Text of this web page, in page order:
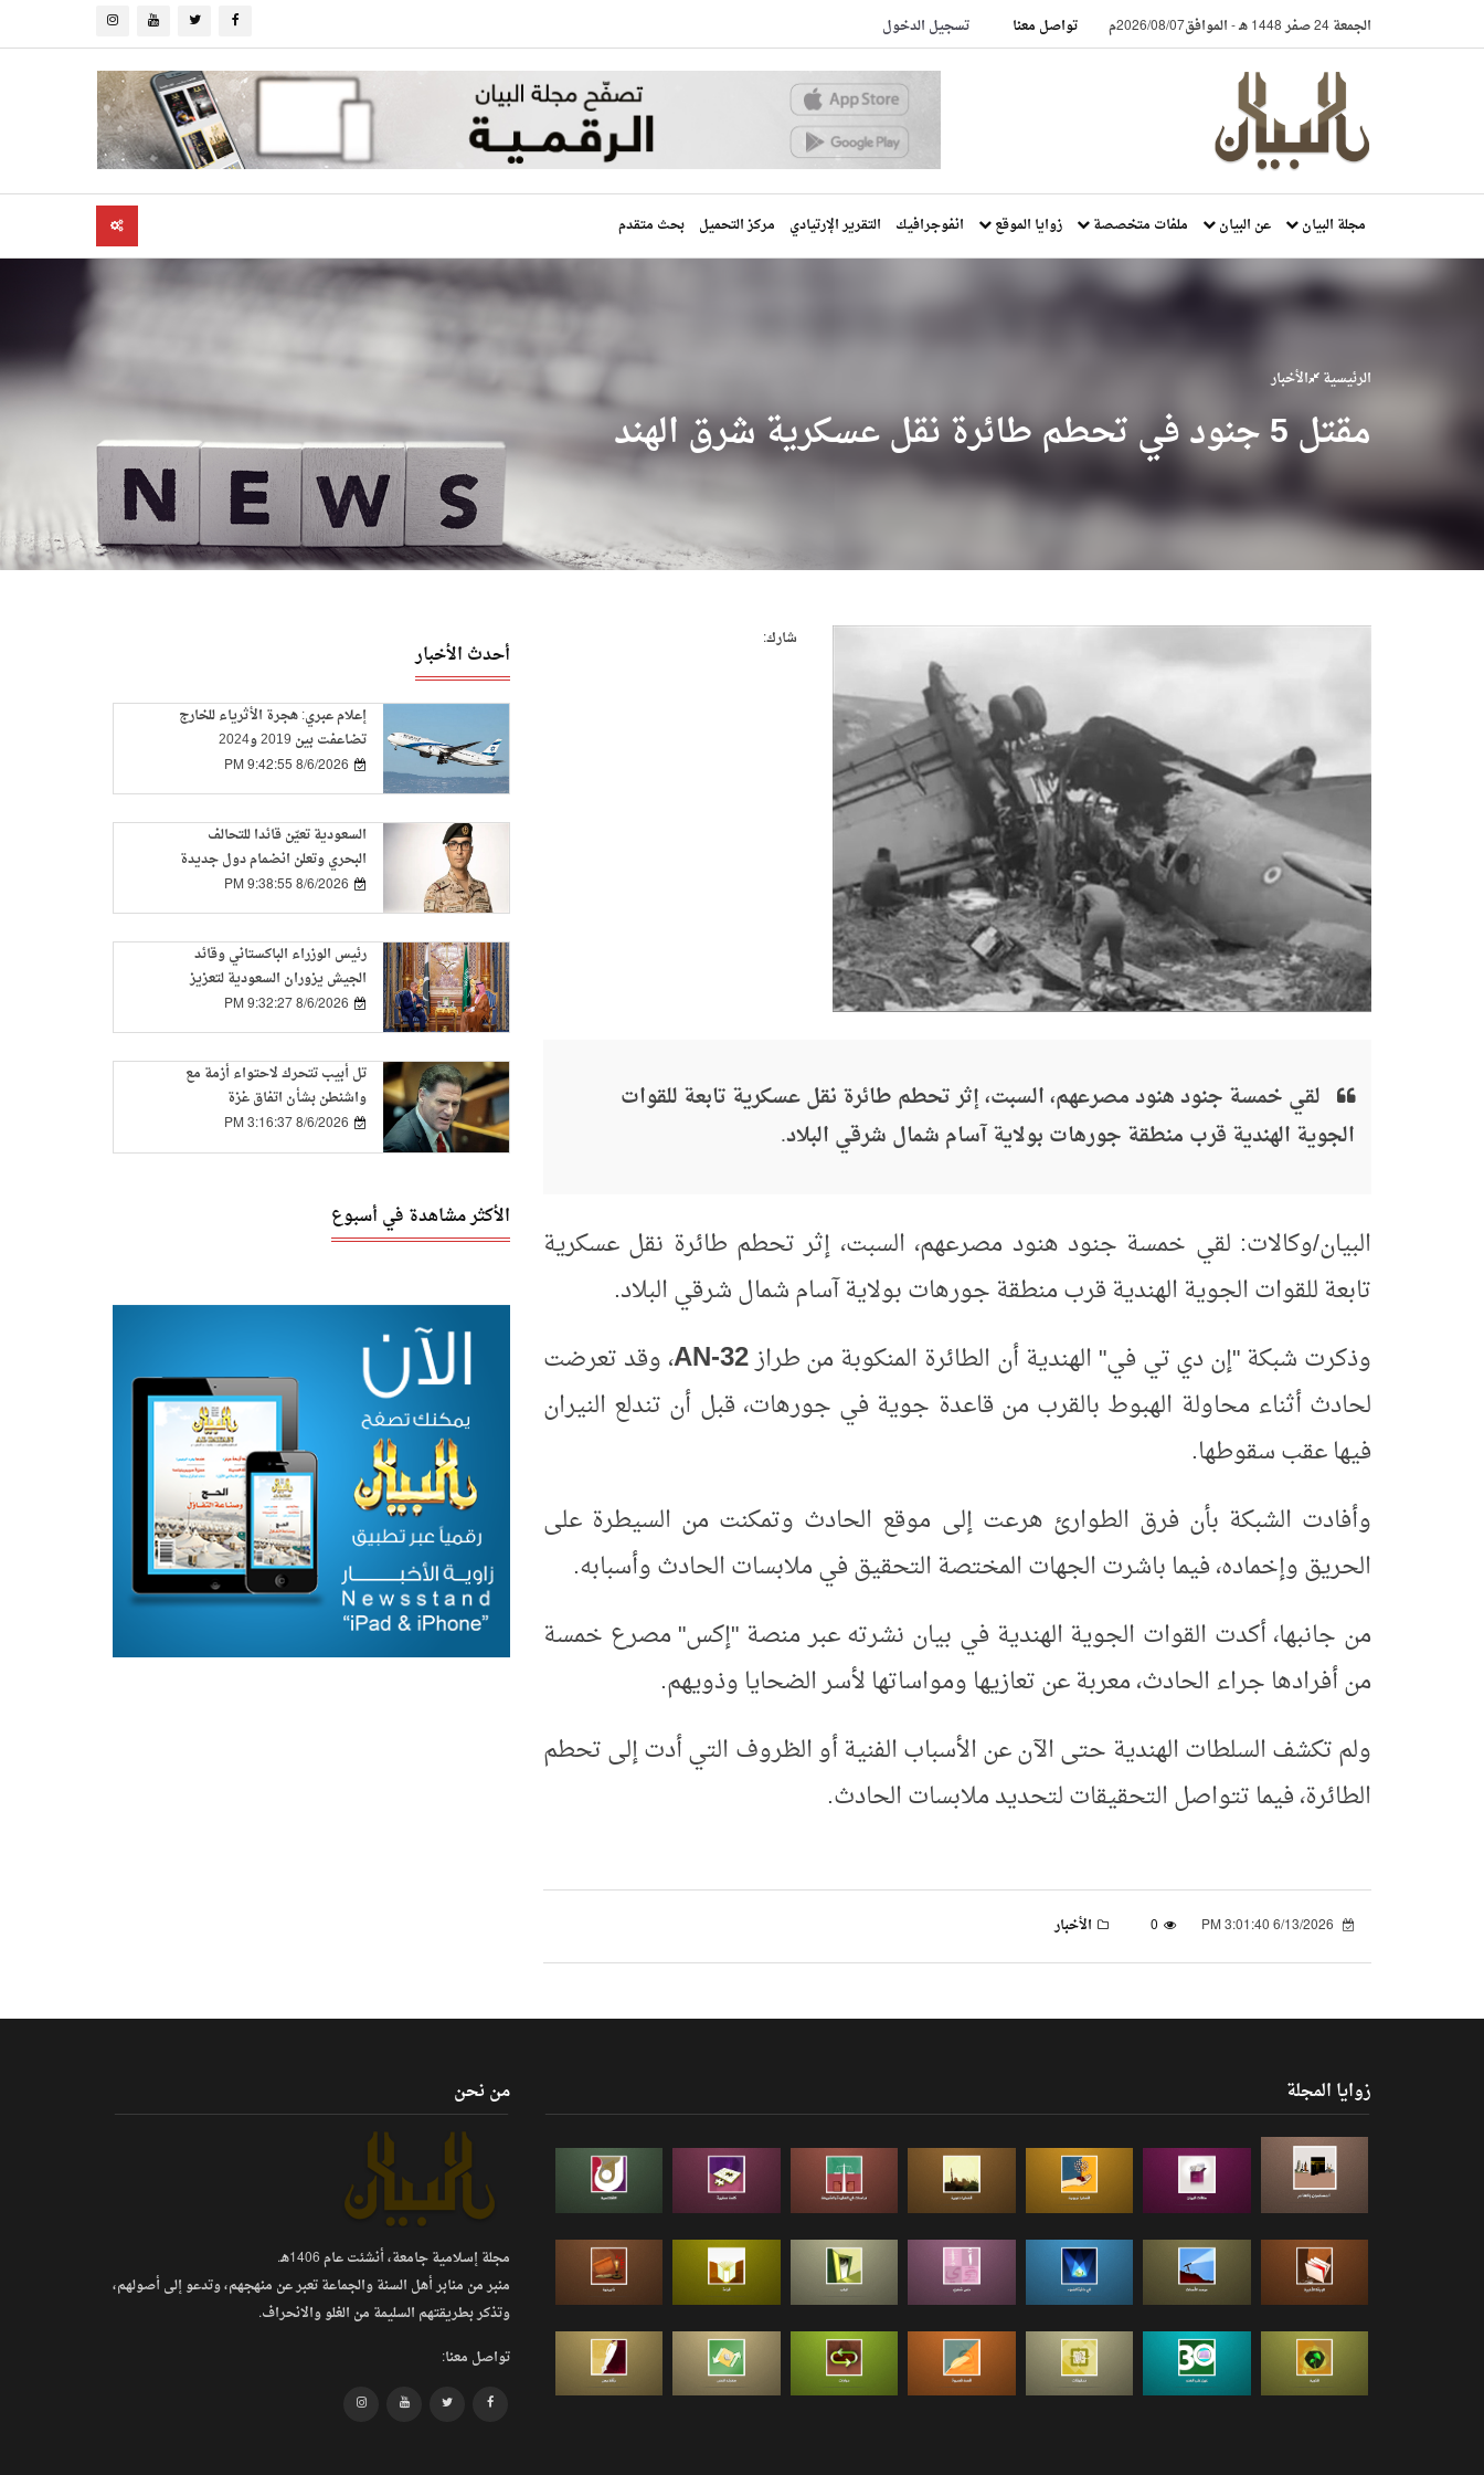
الجمعة 24 صفر 1448 هـ -الموافق2026/08/07م تواصل معنا تسجيل الدخول
مجلة البيان عن البيان ملفات متخصصة زوايا الموقع انفوجرافيك التقرير الإرتيادي مركز التحميل بحث متقدم
الرئيسية الأخبار
مقتل 5 جنود في تحطم طائرة نقل عسكرية شرق الهند
شارك:
لقي خمسة جنود هنود مصرعهم، السبت، إثر تحطم طائرة نقل عسكرية تابعة للقوات
الجوية الهندية قرب منطقة جورهات بولاية آسام شمال شرقي البلاد.
البيان/وكالات: لقي خمسة جنود هنود مصرعهم، السبت، إثر تحطم طائرة نقل عسكرية
تابعة للقوات الجوية الهندية قرب منطقة جورهات بولاية آسام شمال شرقي البلاد.
وذكرت شبكة "إن دي تي في" الهندية أن الطائرة المنكوبة من طرازAN-32، وقد تعرضت
لحادث أثناء محاولة الهبوط بالقرب من قاعدة جوية في جورهات، قبل أن تندلع النيران
فيها عقب سقوطها.
وأفادت الشبكة بأن فرق الطوارئ هرعت إلى موقع الحادث وتمكنت من السيطرة على
الحريق وإخماده، فيما باشرت الجهات المختصة التحقيق في ملابسات الحادث وأسبابه.
من جانبها، أكدت القوات الجوية الهندية في بيان نشرته عبر منصة "إكس" مصرع خمسة
من أفرادها جراء الحادث، معربة عن تعازيها ومواساتها لأسر الضحايا وذويهم.
ولم تكشف السلطات الهندية حتى الآن عن الأسباب الفنية أو الظروف التي أدت إلى تحطم
الطائرة، فيما تتواصل التحقيقات لتحديد ملابسات الحادث.
0 الأخبار
أحدث الأخبار
إعلام عبري: هجرة الأثرياء للخارج
تضاعفت بين 2019 و2024
8/6/2026 9:42:55 PM
السعودية تعيّن قائدا للتحالف
البحري وتعلن انضمام دول جديدة
8/6/2026 9:38:55 PM
رئيس الوزراء الباكستاني وقائد
الجيش يزوران السعودية لتعزيز
التعاون بين الدولتين
8/6/2026 9:32:27 PM
تل أبيب تتحرك لاحتواء أزمة مع
واشنطن بشأن اتفاق غزة
8/6/2026 3:16:37 PM
الأكثر مشاهدة في أسبوع
زوايا المجلة من نحن
مجلة إسلامية جامعة، أنشئت عام 1406هـ.
منبر من منابر أهل السنة والجماعة تعبر عن منهجهم، وتدعو إلى أصولهم،
وتذكر بطريقتهم السليمة من الغلو والانحراف.
تواصل معنا: